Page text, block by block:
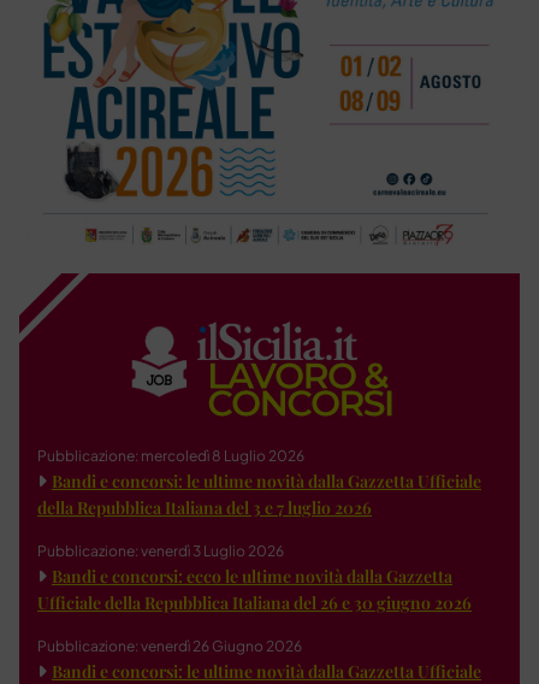
Pubblicazione: mercoledì 8 Luglio 2026
Bandi e concorsi: le ultime novità dalla Gazzetta Ufficiale
della Repubblica Italiana del 3 e 7 luglio 2026
Pubblicazione: venerdì 3 Luglio 2026
Bandi e concorsi: ecco le ultime novità dalla Gazzetta
Ufficiale della Repubblica Italiana del 26 e 30 giugno 2026
Pubblicazione: venerdì 26 Giugno 2026
Bandi e concorsi: le ultime novità dalla Gazzetta Ufficiale